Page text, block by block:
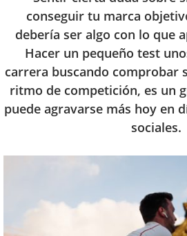
conseguir tu marca
debería ser algo con lo que
Hacer un pequeño test
carrera buscando comprobar
ritmo de competición, es un
puede agravarse más hoy en
sociales.